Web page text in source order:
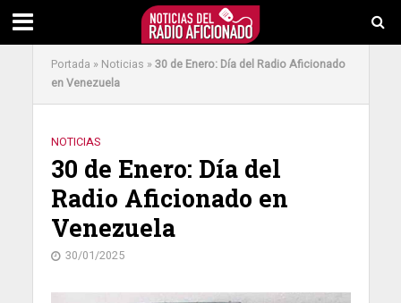
Portada » Noticias »30 de Enero: Día del Radio Aficionado
en Venezuela
NOTICIAS
30 de Enero: Día del
Radio Aficionado en
Venezuela
30/01/2025